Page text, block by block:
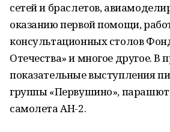
сетей и браслетов,
оказанию первой помощи,
консультационных столов
Отечества» и многое другое. В
показательные выступления
группы «Первушино»,
самолета АН-2.